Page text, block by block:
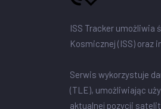
ISS Tracker umożliwia
Kosmicznej (ISS) oraz
Serwis wykorzystuje
(TLE), umożliwiając
aktualnej pozycji